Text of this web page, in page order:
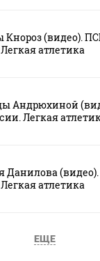
(видео).
атлетика
Андрюхиной
Легкая
Данилова
атлетика
ЕЩЕ